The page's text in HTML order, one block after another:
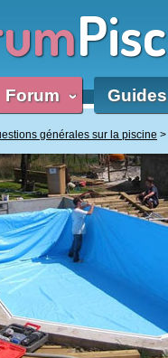
Forum ‹ Guides
générales sur la piscine